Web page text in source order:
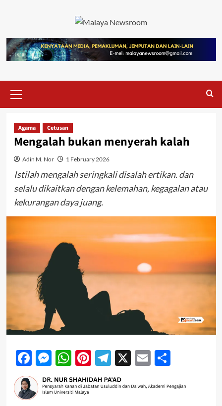
Agama Cetusan
Mengalah bukan menyerah kalah
Adin M. Nor 1 February 2026
Istilah mengalah seringkali disalah ertikan. dan
selalu dikaitkan dengan kelemahan, kegagalan atau
kekurangan daya juang.
Facebook
Messenger
WhatsApp
Pinterest
Telegram
X EmailShare